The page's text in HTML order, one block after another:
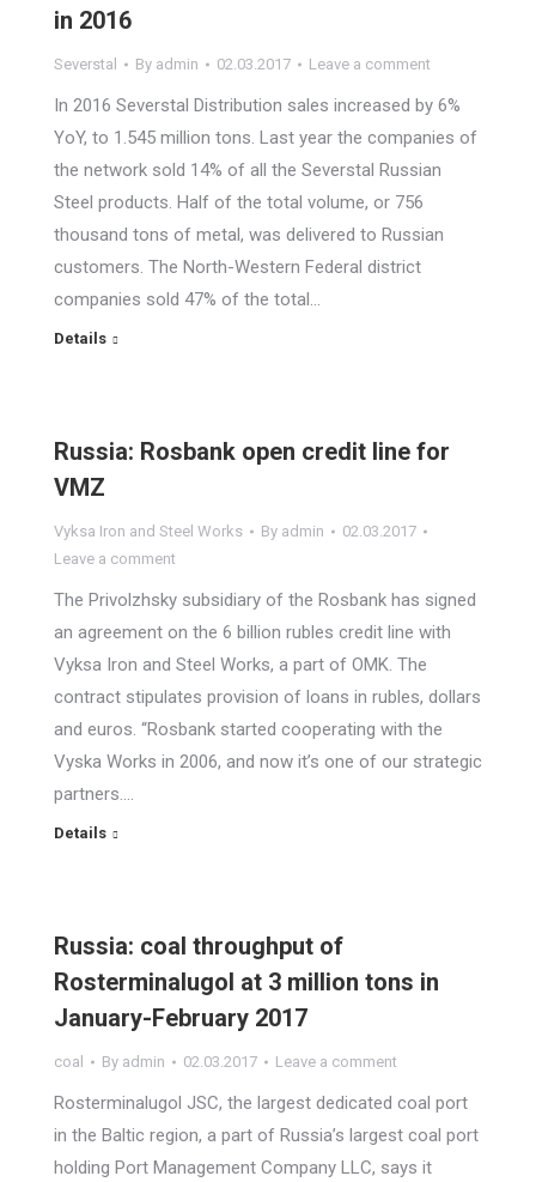
in 2016
Severstal By admin 02.03.2017 Leave a comment
In 2016 Severstal Distribution sales increased by 6%
YoY, to 1.545 million tons. Last year the companies of
the network sold 14% of all the Severstal Russian
Steel products. Half of the total volume, or 756
thousand tons of metal, was delivered to Russian
customers. The North-Western Federal district
companies sold 47% of the total…
Details
Russia: Rosbank open credit line for
VMZ
Vyksa Iron and Steel Works By admin
02.03.2017
Leave a comment
The Privolzhsky subsidiary of the Rosbank has signed
an agreement on the 6 billion rubles credit line with
Vyksa Iron and Steel Works, a part of OMK. The
contract stipulates provision of loans in rubles, dollars
and euros. “Rosbank started cooperating with the
Vyska Works in 2006, and now it’s one of our strategic
partners.…
Details
Russia: coal throughput of
Rosterminalugol at 3 million tons in
January-February 2017
coal By admin 02.03.2017 Leave a comment
Rosterminalugol JSC, the largest dedicated coal port
in the Baltic region, a part of Russia’s largest coal port
holding Port Management Company LLC, says it